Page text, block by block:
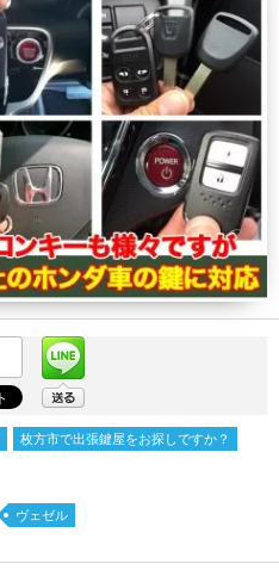
枚方市で出張鍵屋をお探しですか？
ヴェゼル